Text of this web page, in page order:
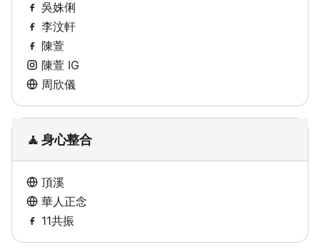
吳姝俐
李汶軒
陳萱
陳萱 IG
周欣儀
🧘 身心整合
頂溪
華人正念
11共振